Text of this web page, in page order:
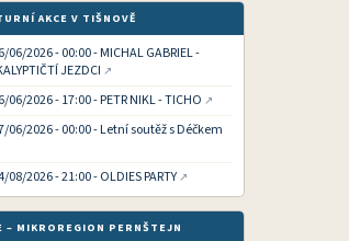
AKCE V TIŠNOVĚ
06/2026 - 00:00 - MICHAL GABRIEL -
JEZDCI
06/2026 - 17:00 - PETR NIKL - TICHO
06/2026 - 00:00 - Letní soutěž s Déčkem
08/2026 - 21:00 - OLDIES PARTY
– MIKROREGION PERNŠTEJN